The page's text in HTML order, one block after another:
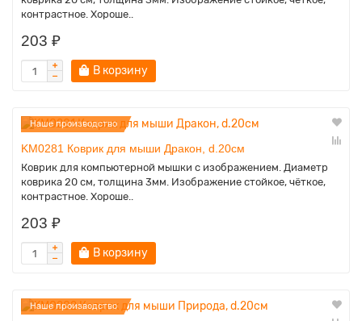
контрастное. Хороше..
203 ₽
В корзину
Наше производство
KM0281 Коврик для мыши Дракон, d.20см
Коврик для компьютерной мышки с изображением. Диаметр
коврика 20 см, толщина 3мм. Изображение стойкое, чёткое,
контрастное. Хороше..
203 ₽
В корзину
Наше производство